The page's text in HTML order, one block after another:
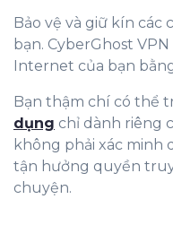
Bảo vệ và giữ kín
bạn. CyberGhost
Internet của bạn
Bạn thậm chí có thể
dụng chỉ dành riêng
không phải xác minh
tận hưởng quyền
chuyện.